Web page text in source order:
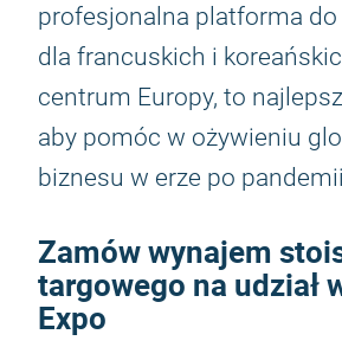
profesjonalna platforma do
dla francuskich i
centrum Europy, to
aby pomóc w ożywieniu
biznesu w erze po
Zamów wynajem
targowego na udział
Expo